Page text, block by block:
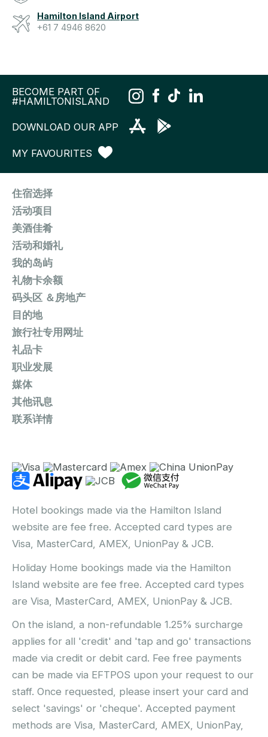
Hamilton Island Airport
+61 7 4946 8620
BECOME PART OF
#HAMILTONISLAND
DOWNLOAD OUR APP
MY FAVOURITES
住宿选择
活动项目
美酒佳肴
活动和婚礼
我的岛屿
礼物卡余额
码头区 ＆房地产
目的地
旅行社专用网址
礼品卡
职业发展
媒体
其他讯息
联系详情
Hotel bookings made via the Hamilton Island
website are fee free. Accepted card types are
Visa, MasterCard, AMEX, UnionPay & JCB.
Holiday Home bookings made via the Hamilton
Island website are fee free. Accepted card types
are Visa, MasterCard, AMEX, UnionPay & JCB.
On the island, a non-refundable 1.25% surcharge
applies for all 'credit' and 'tap and go' transactions
made via credit or debit card. Fee free payments
can be made via EFTPOS upon your request to our
staff. Once requested, please insert your card and
select 'savings' or 'cheque'. Accepted payment
methods are Visa, MasterCard, AMEX, UnionPay,